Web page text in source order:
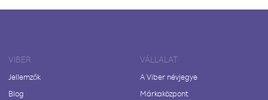
VIBER
Jellemzők
Blog
VÁLLALAT
A Viber névjegye
Márkaközpont